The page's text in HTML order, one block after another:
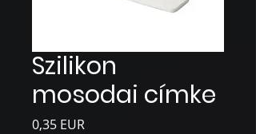
Szilikon
mosodai címke
0,35 EUR